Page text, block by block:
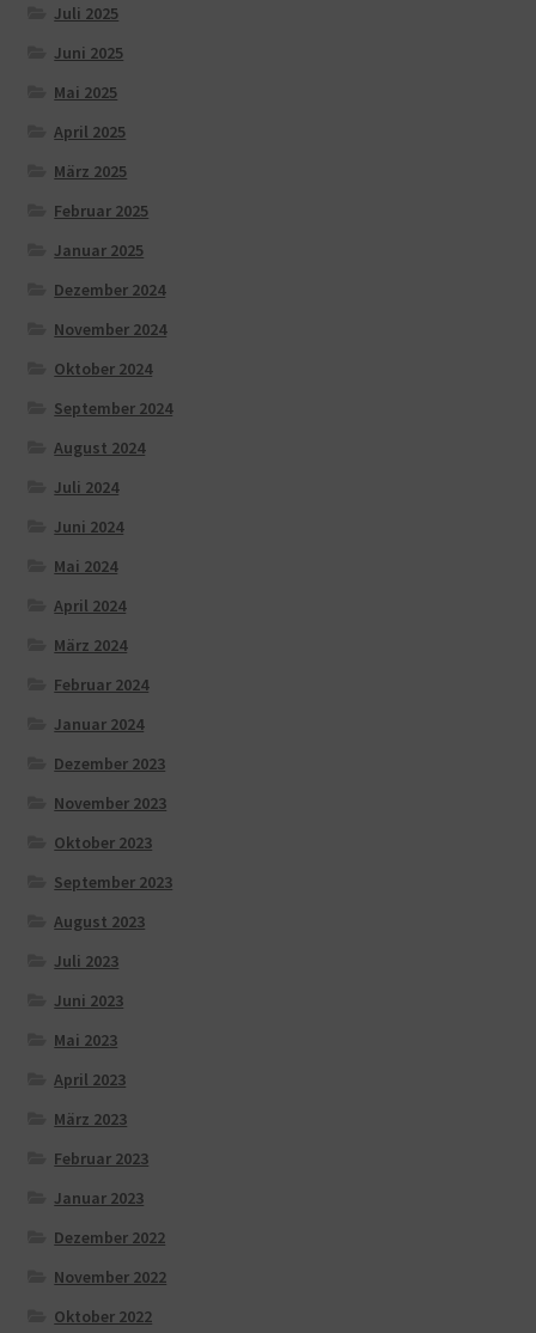
Juli 2025
Juni 2025
Mai 2025
April 2025
März 2025
Februar 2025
Januar 2025
Dezember 2024
November 2024
Oktober 2024
September 2024
August 2024
Juli 2024
Juni 2024
Mai 2024
April 2024
März 2024
Februar 2024
Januar 2024
Dezember 2023
November 2023
Oktober 2023
September 2023
August 2023
Juli 2023
Juni 2023
Mai 2023
April 2023
März 2023
Februar 2023
Januar 2023
Dezember 2022
November 2022
Oktober 2022